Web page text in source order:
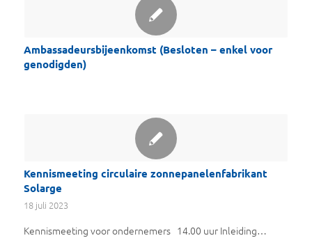
Ambassadeursbijeenkomst (Besloten – enkel voor
genodigden)
Kennismeeting circulaire zonnepanelenfabrikant
Solarge
18 juli 2023
Kennismeeting voor ondernemers 14.00 uur Inleiding…